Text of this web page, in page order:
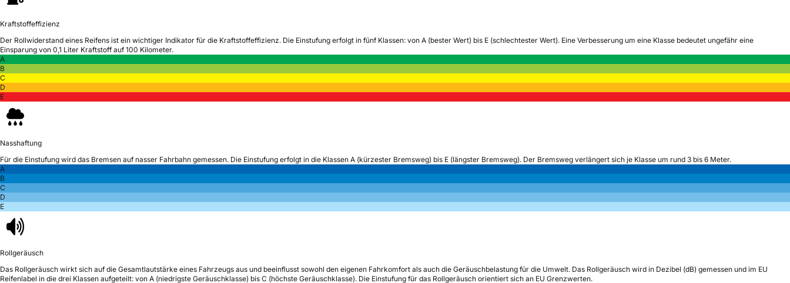
Kraftstoffeffizienz
Der Rollwiderstand eines Reifens ist ein wichtiger Indikator für die Kraftstoffeffizienz. Die Einstufung erfolgt in fünf Klassen: von A (bester Wert) bis E (schlechtester Wert). Eine Verbesserung um eine Klasse bedeutet ungefähr eine
Einsparung von 0,1 Liter Kraftstoff auf 100 Kilometer.
A
B
C
D
E
Nasshaftung
Für die Einstufung wird das Bremsen auf nasser Fahrbahn gemessen. Die Einstufung erfolgt in die Klassen A (kürzester Bremsweg) bis E (längster Bremsweg). Der Bremsweg verlängert sich je Klasse um rund 3 bis 6 Meter.
A
B
C
D
E
Rollgeräusch
Das Rollgeräusch wirkt sich auf die Gesamtlautstärke eines Fahrzeugs aus und beeinflusst sowohl den eigenen Fahrkomfort als auch die Geräuschbelastung für die Umwelt. Das Rollgeräusch wird in Dezibel (dB) gemessen und im EU
Reifenlabel in die drei Klassen aufgeteilt: von A (niedrigste Geräuschklasse) bis C (höchste Geräuschklasse). Die Einstufung für das Rollgeräusch orientiert sich an EU Grenzwerten.